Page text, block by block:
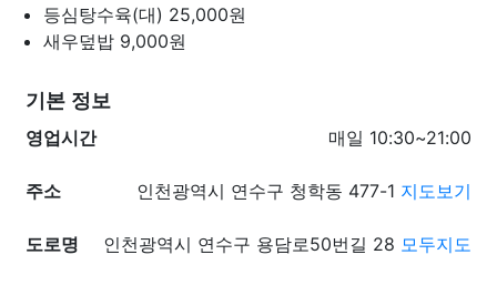
등심탕수육(대) 25,000원
새우덮밥 9,000원
기본 정보
영업시간
매일 10:30~21:00
주소 인천광역시 연수구 청학동 477-1 지도보기
도로명 인천광역시 연수구 용담로50번길 28 모두지도